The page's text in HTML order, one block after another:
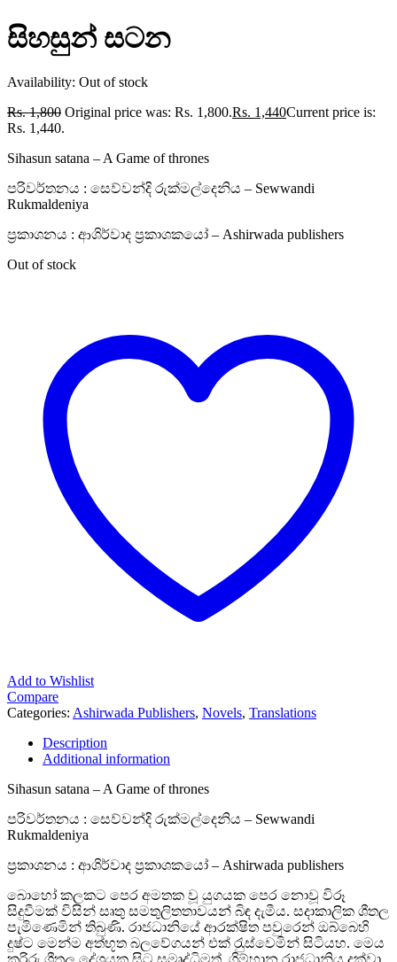
සිහසුන් සටන
Availability: Out of stock
Rs.1,800 Original price was: Rs. 1,800.Rs. 1,440Current price is:
Rs. 1,440.
Sihasun satana – A Game of thrones
පරිවර්තනය : සෙව්වන්දි රුක්මල්දෙනිය – Sewwandi
Rukmaldeniya
ප්‍රකාශනය : ආශිර්වාද ප්‍රකාශකයෝ – Ashirwada publishers
Out of stock
Add to Wishlist
Compare
Categories: Ashirwada Publishers, Novels, Translations
Description
Additional information
Sihasun satana – A Game of thrones
පරිවර්තනය : සෙව්වන්දි රුක්මල්දෙනිය – Sewwandi
Rukmaldeniya
ප්‍රකාශනය : ආශිර්වාද ප්‍රකාශකයෝ – Ashirwada publishers
බොහෝ කලකට පෙර අමතක වූ යුගයක පෙර නොවූ විරූ
සිදුවීමක් විසින් සෘතු සමතුලිතතාවයන් බිඳ දැමීය. සදාකාලික ශීතල
පැමිණෙමින් තිබුණි. රාජධානියේ ආරක්ෂිත පවුරෙන් ඔබ්බෙහි
දුෂ්ට මෙන්ම අත්භූත බලවේගයන් එක් රැුස්වෙමින් සිටියහ. මෙය
කුරිරු ශීතල දේශයක සිට සමෘද්ධිමත්, ගිම්හාන රාජධානිය දක්වා